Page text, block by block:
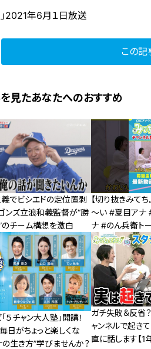
」2021年6月１日放送
この記
見たあなたへのおすすめ
でビシエドの定位置剥
ンズ立浪和義監督が“勝
のチーム構想を激白
【切り抜きみて
～い #夏目アナ
ナ #のん兵衛ト
５チャン大人塾」開講！
日がちょっと楽しくな
の生き方”学びませんか？
ガチ失敗＆反省
ャンネルで起き
直に話します【1